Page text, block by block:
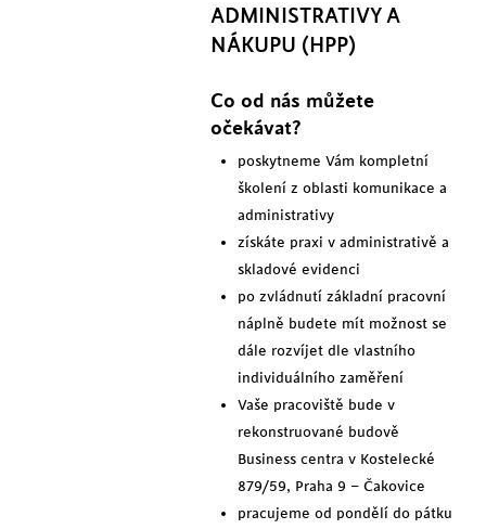
ADMINISTRATIVY A
NÁKUPU (HPP)
Co od nás můžete
očekávat?
poskytneme Vám kompletní
školení z oblasti komunikace a
administrativy
získáte praxi v administrativě a
skladové evidenci
po zvládnutí základní pracovní
náplně budete mít možnost se
dále rozvíjet dle vlastního
individuálního zaměření
Vaše pracoviště bude v
rekonstruované budově
Business centra v Kostelecké
879/59, Praha 9 – Čakovice
pracujeme od pondělí do pátku